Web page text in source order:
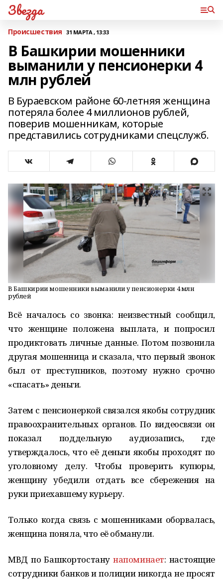
Звезда
Происшествия 31 МАРТА , 13:33
В Башкирии мошенники
выманили у пенсионерки 4
млн рублей
В Бураевском районе 60-летняя женщина
потеряла более 4 миллионов рублей,
поверив мошенникам, которые
представились сотрудниками спецслужб.
В Башкирии мошенники выманили у пенсионерки 4 млн
рублей
Всё началось со звонка: неизвестный сообщил,
что женщине положена выплата, и попросил
продиктовать личные данные. Потом позвонила
другая мошенница и сказала, что первый звонок
был от преступников, поэтому нужно срочно
«спасать» деньги.
Затем с пенсионеркой связался якобы сотрудник
правоохранительных органов. По видеосвязи он
показал поддельную аудиозапись, где
утверждалось, что её деньги якобы проходят по
уголовному делу. Чтобы проверить купюры,
женщину убедили отдать все сбережения на
руки приехавшему курьеру.
Только когда связь с мошенниками оборвалась,
женщина поняла, что её обманули.
МВД по Башкортостанунапоминает: настоящие
сотрудники банков и полиции никогда не просят